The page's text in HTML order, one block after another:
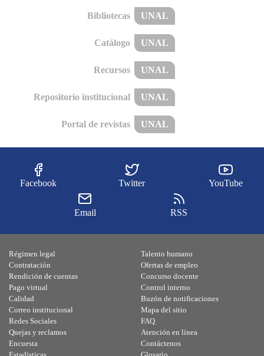
Bibliotecas UNAL
Catálogo UNAL
Recursos UNAL
Repositorio institucional UNAL
Portal de revistas UNAL
Facebook Twitter YouTube
Email RSS
Régimen legal
Contratación
Rendición de cuentas
Pago virtual
Calidad
Talento humano
Ofertas de empleo
Concurso docente
Control interno
Buzón de notificaciones
Correo institucional
Redes Sociales
Quejas y reclamos
Encuesta
Mapa del sitio
FAQ
Atención en línea
Contáctenos